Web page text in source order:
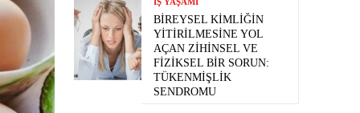
BIREYSEL KIMLIĞIN
YITIRILMESINE YOL
AÇAN ZIHINSEL VE
FIZIKSEL BIR SORUN:
TÜKENMIŞLIK
SENDROMU